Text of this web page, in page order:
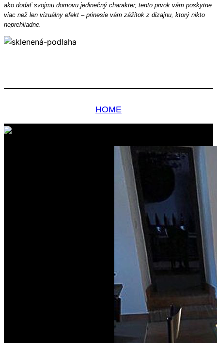
ako dodať svojmu domovu jedinečný charakter, tento prvok vám poskytne
viac než len vizuálny efekt – prinesie vám zážitok z dizajnu, ktorý nikto
neprehliadne.
HOME